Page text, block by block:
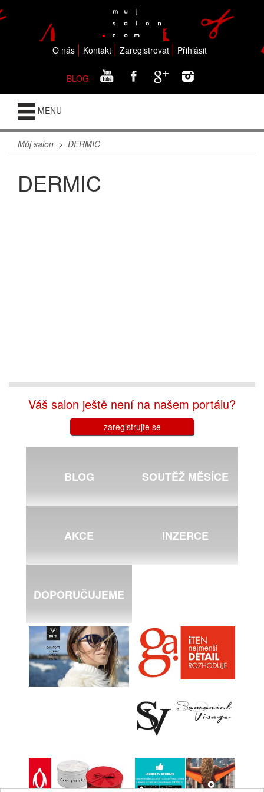
O nás Kontakt Zaregistrovat Přihlásit
BLOG
MENU
Můj salon > DERMIC
DERMIC
Váš salon ještě není na našem portálu?
zaregistrujte se
BLOG SOUTĚŽ MĚSÍCE
AKCE INZERCE
DOPORUČUJEME